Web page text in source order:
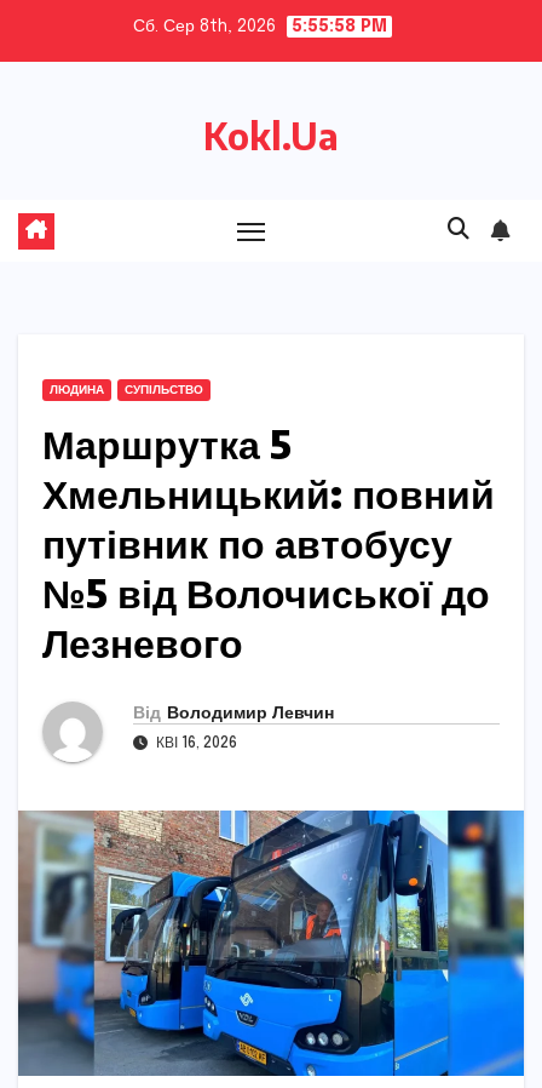
Сб. Сер 8th, 2026 5:55:59 PM
Kokl.Ua
ЛЮДИНА СУПІЛЬСТВО
Маршрутка 5
Хмельницький: повний
путівник по автобусу
№5 від Волочиської до
Лезневого
Від Володимир Левчин
КВІ 16, 2026